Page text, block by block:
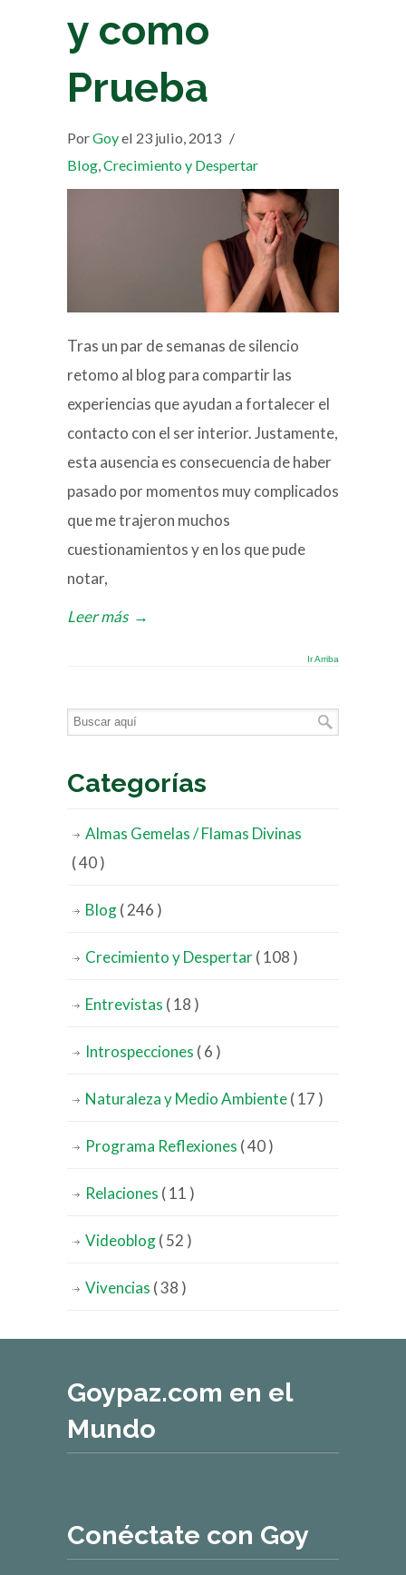
y como
Prueba
PorGoyel 23 julio, 2013 /
Blog Crecimiento y Despertar
Tras un par de semanas de silencio
retomo al blog para compartir las
experiencias que ayudan a fortalecer el
contacto con el ser interior. Justamente,
esta ausencia es consecuencia de haber
pasado por momentos muy complicados
que me trajeron muchos
cuestionamientos y en los que pude
notar,
Leer más →
Ir Arriba
Categorías
Almas Gemelas / Flamas Divinas
( 40 )
Blog( 246 )
Crecimiento y Despertar( 108 )
Entrevistas ( 18 )
Introspecciones ( 6 )
Naturaleza y Medio Ambiente( 17 )
Programa Reflexiones ( 40 )
Relaciones ( 11 )
Videoblog( 52 )
Vivencias ( 38 )
Goypaz.com en el
Mundo
Conéctate con Goy